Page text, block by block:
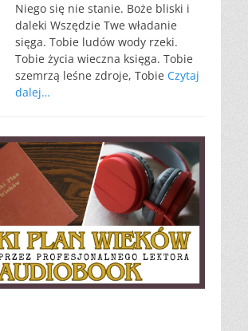
Niego się nie stanie. Boże bliski i
daleki Wszędzie Twe władanie
sięga. Tobie ludów wody rzeki.
Tobie życia wieczna księga. Tobie
szemrzą leśne zdroje, Tobie Czytaj
dalej…